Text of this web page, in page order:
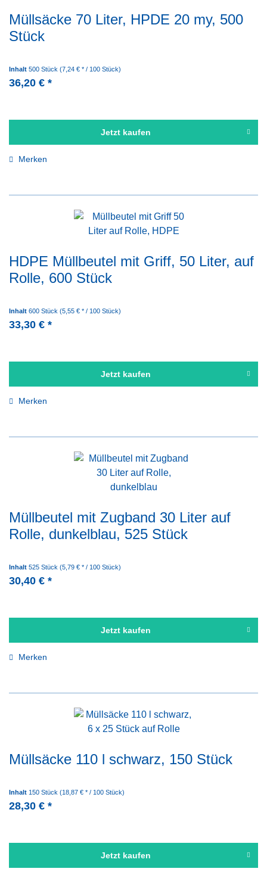
Müllsäcke 70 Liter, HPDE 20 my, 500
Stück
Inhalt 500 Stück (7,24 € * / 100 Stück)
36,20 € *
Jetzt kaufen
Merken
HDPE Müllbeutel mit Griff, 50 Liter, auf
Rolle, 600 Stück
Inhalt 600 Stück (5,55 € * / 100 Stück)
33,30 € *
Jetzt kaufen
Merken
Müllbeutel mit Zugband 30 Liter auf
Rolle, dunkelblau, 525 Stück
Inhalt 525 Stück (5,79 € * / 100 Stück)
30,40 € *
Jetzt kaufen
Merken
Müllsäcke 110 l schwarz, 150 Stück
Inhalt 150 Stück (18,87 € * / 100 Stück)
28,30 € *
Jetzt kaufen